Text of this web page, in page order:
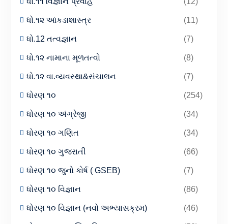
ધો.૧૨ આંકડાશાસ્ત્ર (11)
ધો.12 તત્વજ્ઞાન (7)
ધો.૧૨ નામાના મૂળતત્વો (8)
ધો.૧૨ વા.વ્યવસ્થા&સંચાલન (7)
ધોરણ ૧૦ (254)
ધોરણ ૧૦ અંગ્રેજી (34)
ધોરણ ૧૦ ગણિત (34)
ધોરણ ૧૦ ગુજરાતી (66)
ધોરણ ૧૦ જુનો કોર્ષ ( GSEB) (7)
ધોરણ ૧૦ વિજ્ઞાન (86)
ધોરણ ૧૦ વિજ્ઞાન (નવો અભ્યાસક્રમ) (46)